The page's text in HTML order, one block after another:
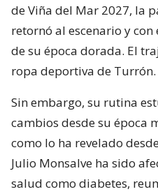
de Viña del Mar 2027, la
retornó al escenario y
de su época dorada. El
ropa deportiva de Turrón.
Sin embargo, su rutina
cambios desde su época
como lo ha revelado
Julio Monsalve ha sido
salud como diabetes,